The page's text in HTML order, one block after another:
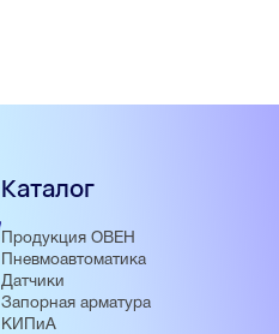
Каталог
Продукция ОВЕН
Пневмоавтоматика
Датчики
Запорная арматура
КИПиА